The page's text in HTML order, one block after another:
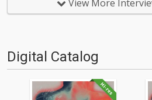
OTOYでは、BiSH解散後のアイ
ル
View More
Digital Catalog